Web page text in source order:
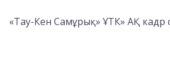
«Тау-Кен Самұрық» ҰТК» АҚ кадр